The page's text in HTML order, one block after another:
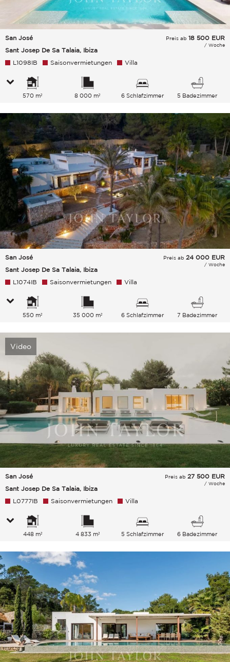
San José
Sant Josep De Sa Talaia, Ibiza
Preis ab 18 500 EUR
/ Woche
L1098IB Saisonvermietungen Villa
570 m² 8 000 m² 6 Schlafzimmer 5 Badezimmer
San José
Sant Josep De Sa Talaia, Ibiza
Preis ab 24 000 EUR
/ Woche
L1074IB Saisonvermietungen Villa
550 m² 35 000 m² 6 Schlafzimmer 7 Badezimmer
Video
San José
Sant Josep De Sa Talaia, Ibiza
Preis ab 27 500 EUR
/ Woche
L0777IB Saisonvermietungen Villa
448 m² 4 833 m² 5 Schlafzimmer 6 Badezimmer